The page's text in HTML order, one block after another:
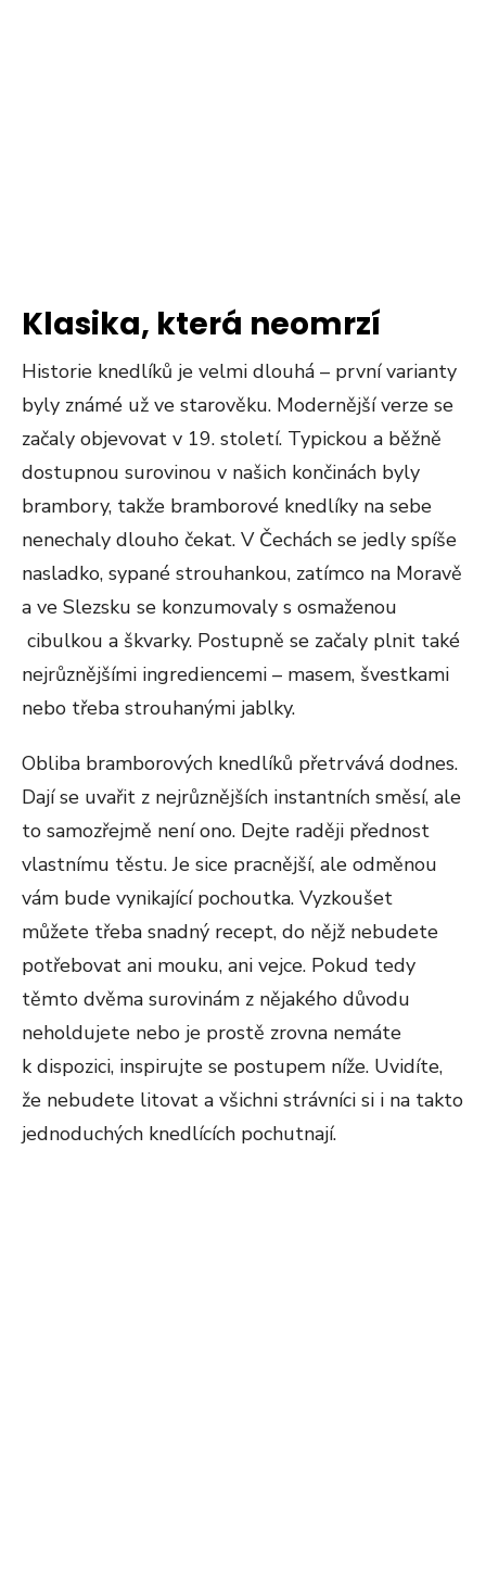
Klasika, která neomrzí
Historie knedlíků je velmi dlouhá – první varianty
byly známé už ve starověku. Modernější verze se
začaly objevovat v 19. století. Typickou a běžně
dostupnou surovinou v našich končinách byly
brambory, takže bramborové knedlíky na sebe
nenechaly dlouho čekat. V Čechách se jedly spíše
nasladko, sypané strouhankou, zatímco na Moravě
a ve Slezsku se konzumovaly s osmaženou
cibulkou a škvarky. Postupně se začaly plnit také
nejrůznějšími ingrediencemi – masem, švestkami
nebo třeba strouhanými jablky.
Obliba bramborových knedlíků přetrvává dodnes.
Dají se uvařit z nejrůznějších instantních směsí, ale
to samozřejmě není ono. Dejte raději přednost
vlastnímu těstu. Je sice pracnější, ale odměnou
vám bude vynikající pochoutka. Vyzkoušet
můžete třeba snadný recept, do nějž nebudete
potřebovat ani mouku, ani vejce. Pokud tedy
těmto dvěma surovinám z nějakého důvodu
neholdujete nebo je prostě zrovna nemáte
k dispozici, inspirujte se postupem níže. Uvidíte,
že nebudete litovat a všichni strávníci si i na takto
jednoduchých knedlících pochutnají.